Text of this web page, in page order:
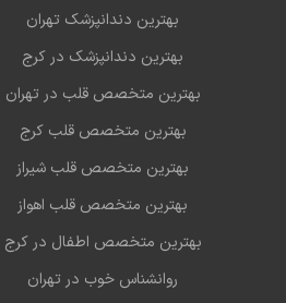
عالی هستند
بهترین دندانپزشک تهران
بهترین دندانپزشک در کرج
بهترین متخصص قلب در تهران
بهترین متخصص قلب کرج
بهترین متخصص قلب شیراز
بهترین متخصص قلب اهواز
بهترین متخصص اطفال در کرج
روانشناس خوب در تهران